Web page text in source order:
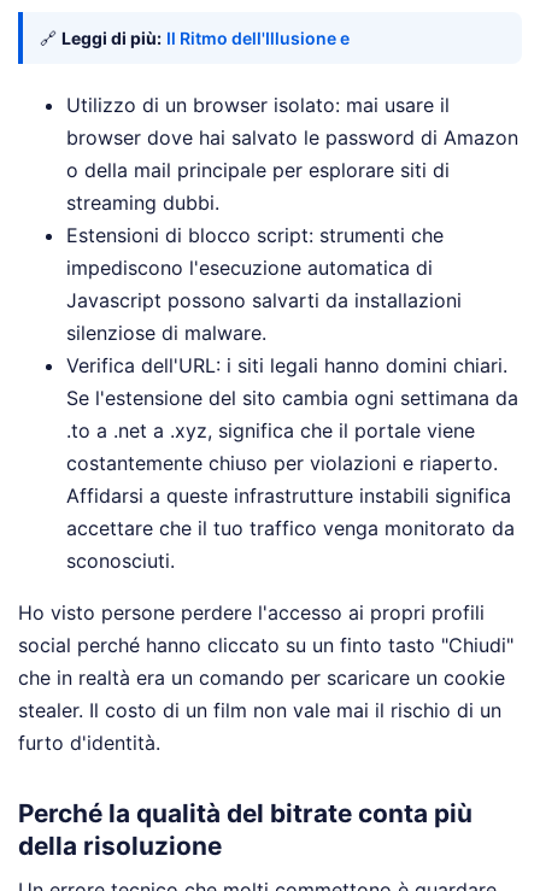
🔗 Leggi di più: Il Ritmo dell'Illusione e
Utilizzo di un browser isolato: mai usare il
browser dove hai salvato le password di Amazon
o della mail principale per esplorare siti di
streaming dubbi.
Estensioni di blocco script: strumenti che
impediscono l'esecuzione automatica di
Javascript possono salvarti da installazioni
silenziose di malware.
Verifica dell'URL: i siti legali hanno domini chiari.
Se l'estensione del sito cambia ogni settimana da
.to a .net a .xyz, significa che il portale viene
costantemente chiuso per violazioni e riaperto.
Affidarsi a queste infrastrutture instabili significa
accettare che il tuo traffico venga monitorato da
sconosciuti.
Ho visto persone perdere l'accesso ai propri profili
social perché hanno cliccato su un finto tasto "Chiudi"
che in realtà era un comando per scaricare un cookie
stealer. Il costo di un film non vale mai il rischio di un
furto d'identità.
Perché la qualità del bitrate conta più
della risoluzione